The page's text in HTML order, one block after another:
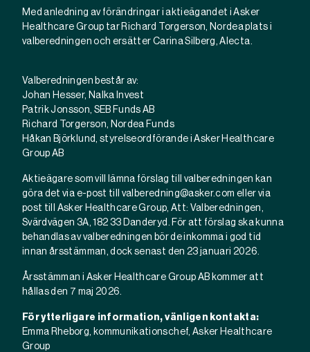
Med anledning av förändringar i aktieägandet i Asker
Healthcare Group tar Richard Torgerson, Nordea plats i
valberedningen och ersätter Carina Silberg, Alecta.
Valberedningen består av:
Johan Hesser, Nalka Invest
Patrik Jonsson, SEB Funds AB
Richard Torgerson, Nordea Funds
Håkan Björklund, styrelseordförande i Asker Healthcare
Group AB
Aktieägare som vill lämna förslag till valberedningen kan
göra det via e-post till valberedning@asker.com eller via
post till Asker Healthcare Group, Att: Valberedningen,
Svärdvägen 3A, 182 33 Danderyd. För att förslag ska kunna
behandlas av valberedningen bör de inkomma i god tid
innan årsstämman, dock senast den 23 januari 2026.
Årsstämman i Asker Healthcare Group AB kommer att
hållas den 7 maj 2026.
För ytterligare information, vänligen kontakta:
Emma Rheborg, kommunikationschef, Asker Healthcare
Group